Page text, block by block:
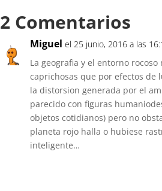
2 Comentarios
Miguel el 25 junio, 2016 a las
La geografia y el entorno
caprichosas que por efectos de
la distorsion generada por el
parecido con figuras
objetos cotidianos) pero no
planeta rojo halla o hubiese
inteligente…